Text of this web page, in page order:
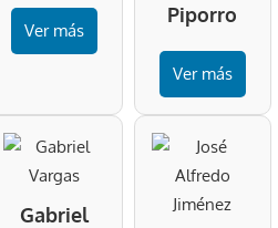
Ver más
Piporro
Ver más
Gabriel